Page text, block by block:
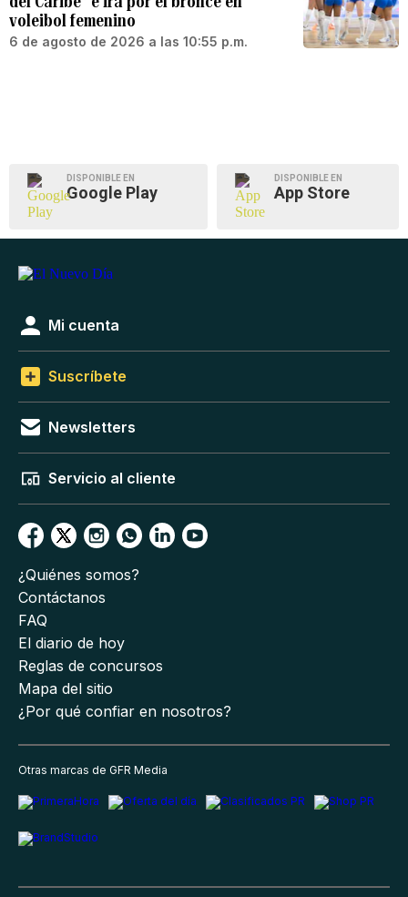
voleibol femenino
6 de agosto de 2026 a las 10:55 p.m.
DISPONIBLE EN
Google Play
DISPONIBLE EN
App Store
Mi cuenta
Suscríbete
Newsletters
Servicio al cliente
¿Quiénes somos?
Contáctanos
FAQ
El diario de hoy
Reglas de concursos
Mapa del sitio
¿Por qué confiar en nosotros?
Otras marcas de GFR Media